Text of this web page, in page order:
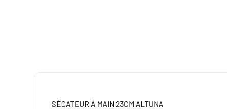
SÉCATEUR À MAIN 23CM ALTUNA